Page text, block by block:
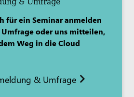
für ein Seminar anmelden
Umfrage oder uns mitteilen,
Weg in die Cloud
& Umfrage